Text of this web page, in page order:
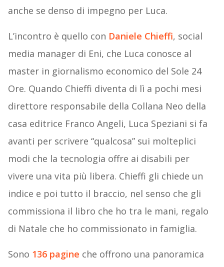
anche se denso di impegno per Luca.
L’incontro è quello con Daniele Chieffi, social
media manager di Eni, che Luca conosce al
master in giornalismo economico del Sole 24
Ore. Quando Chieffi diventa di lì a pochi mesi
direttore responsabile della Collana Neo della
casa editrice Franco Angeli, Luca Speziani si fa
avanti per scrivere “qualcosa” sui molteplici
modi che la tecnologia offre ai disabili per
vivere una vita più libera. Chieffi gli chiede un
indice e poi tutto il braccio, nel senso che gli
commissiona il libro che ho tra le mani, regalo
di Natale che ho commissionato in famiglia.
Sono 136 pagine che offrono una panoramica